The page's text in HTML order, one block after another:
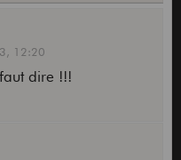
12:20
dire !!!